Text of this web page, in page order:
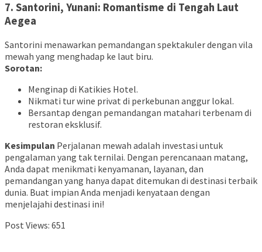
7. Santorini, Yunani: Romantisme di Tengah Laut
Aegea
Santorini menawarkan pemandangan spektakuler dengan vila
mewah yang menghadap ke laut biru.
Sorotan:
Menginap di Katikies Hotel.
Nikmati tur wine privat di perkebunan anggur lokal.
Bersantap dengan pemandangan matahari terbenam di
restoran eksklusif.
Kesimpulan Perjalanan mewah adalah investasi untuk
pengalaman yang tak ternilai. Dengan perencanaan matang,
Anda dapat menikmati kenyamanan, layanan, dan
pemandangan yang hanya dapat ditemukan di destinasi terbaik
dunia. Buat impian Anda menjadi kenyataan dengan
menjelajahi destinasi ini!
Post Views: 651